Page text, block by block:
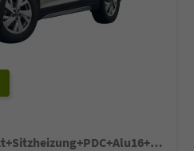
Trend 115PS DSG AppConnect+Sitzheizung+PDC+Alu16+LED+DAB+FrontAssist